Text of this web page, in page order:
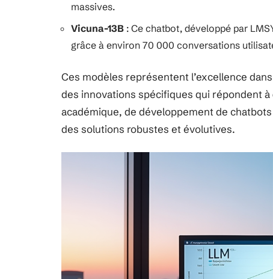
massives.
Vicuna-13B : Ce chatbot, développé par
grâce à environ 70 000 conversations
Ces modèles représentent l’excellence
des innovations spécifiques qui répondent à
académique, de développement de
des solutions robustes et évolutives.